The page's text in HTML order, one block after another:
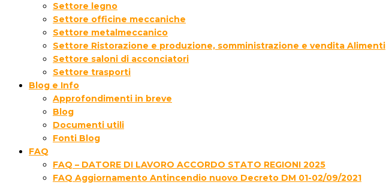
Settore legno
Settore officine meccaniche
Settore metalmeccanico
Settore Ristorazione e produzione, somministrazione e vendita Alimenti
Settore saloni di acconciatori
Settore trasporti
Blog e Info
Approfondimenti in breve
Blog
Documenti utili
Fonti Blog
FAQ
FAQ – DATORE DI LAVORO ACCORDO STATO REGIONI 2025
FAQ Aggiornamento Antincendio nuovo Decreto DM 01-02/09/2021